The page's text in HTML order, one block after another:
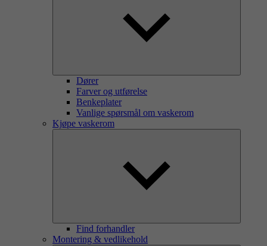
Dører
Farver og utførelse
Benkeplater
Vanlige spørsmål om vaskerom
Kjøpe vaskerom
Find forhandler
Montering & vedlikehold